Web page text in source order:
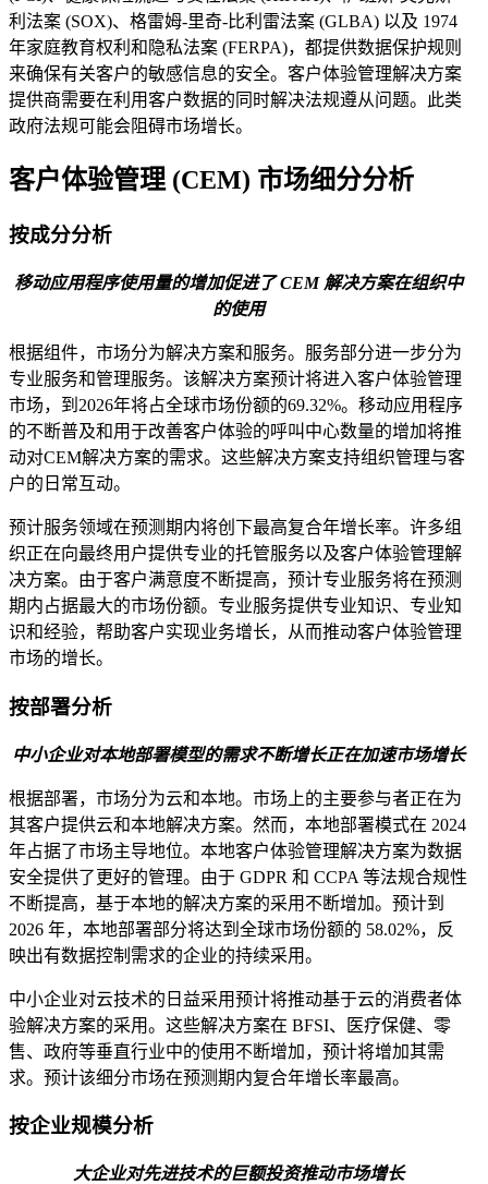
利法案 (SOX)、格雷姆-里奇-比利雷法案 (GLBA) 以及 1974
年家庭教育权利和隐私法案 (FERPA)，都提供数据保护规则
来确保有关客户的敏感信息的安全。客户体验管理解决方案
提供商需要在利用客户数据的同时解决法规遵从问题。此类
政府法规可能会阻碍市场增长。
客户体验管理 (CEM) 市场细分分析
按成分分析
移动应用程序使用量的增加促进了 CEM 解决方案在组织中
的使用
根据组件，市场分为解决方案和服务。服务部分进一步分为
专业服务和管理服务。该解决方案预计将进入客户体验管理
市场，到2026年将占全球市场份额的69.32%。移动应用程序
的不断普及和用于改善客户体验的呼叫中心数量的增加将推
动对CEM解决方案的需求。这些解决方案支持组织管理与客
户的日常互动。
预计服务领域在预测期内将创下最高复合年增长率。许多组
织正在向最终用户提供专业的托管服务以及客户体验管理解
决方案。由于客户满意度不断提高，预计专业服务将在预测
期内占据最大的市场份额。专业服务提供专业知识、专业知
识和经验，帮助客户实现业务增长，从而推动客户体验管理
市场的增长。
按部署分析
中小企业对本地部署模型的需求不断增长正在加速市场增长
根据部署，市场分为云和本地。市场上的主要参与者正在为
其客户提供云和本地解决方案。然而，本地部署模式在 2024
年占据了市场主导地位。本地客户体验管理解决方案为数据
安全提供了更好的管理。由于 GDPR 和 CCPA 等法规合规性
不断提高，基于本地的解决方案的采用不断增加。预计到
2026 年，本地部署部分将达到全球市场份额的 58.02%，反
映出有数据控制需求的企业的持续采用。
中小企业对云技术的日益采用预计将推动基于云的消费者体
验解决方案的采用。这些解决方案在 BFSI、医疗保健、零
售、政府等垂直行业中的使用不断增加，预计将增加其需
求。预计该细分市场在预测期内复合年增长率最高。
按企业规模分析
大企业对先进技术的巨额投资推动市场增长